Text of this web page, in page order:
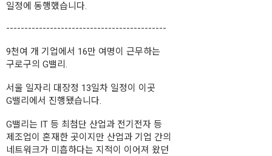
일정에 동행했습니다.
--------------------------------------------
9천여 개 기업에서 16만 여명이 근무하는
구로구의 G밸리.
서울 일자리 대장정 13일차 일정이 이곳
G밸리에서 진행됐습니다.
G밸리는 IT 등 최첨단 산업과 전기전자 등
제조업이 혼재한 곳이지만 산업과 기업 간의
네트워크가 미흡하다는 지적이 이어져 왔던